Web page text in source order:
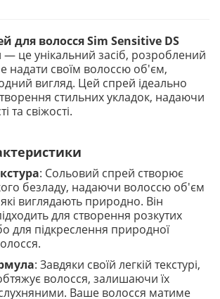
для волосся Sim Sensitive DS
це унікальний засіб, розроблений
надати своїм волоссю об'єм,
вигляд. Цей спрей ідеально
стильних укладок, надаючи
та свіжості.
: Сольовий спрей створює
безладу, надаючи волоссю об'єм
які виглядають природно. Він
для створення розкутих
для підкреслення природної
: Завдяки своїй легкій текстурі,
волосся, залишаючи їх
Ваше волосся матиме